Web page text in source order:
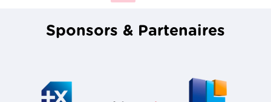
Sponsors & Partenaires